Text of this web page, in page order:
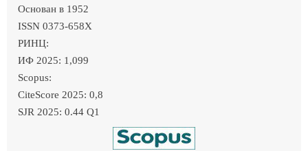
Основан в 1952
ISSN 0373-658X
РИНЦ:
ИФ 2025: 1,099
Scopus:
CiteScore 2025: 0,8
SJR 2025: 0.44 Q1